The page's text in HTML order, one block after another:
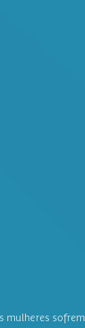
mulheres